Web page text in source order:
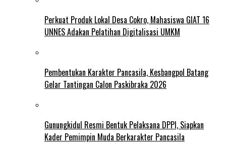
Perkuat Produk Lokal Desa Cokro, Mahasiswa GIAT 16
UNNES Adakan Pelatihan Digitalisasi UMKM
Pembentukan Karakter Pancasila, Kesbangpol Batang
Gelar Tantingan Calon Paskibraka 2026
Gunungkidul Resmi Bentuk Pelaksana DPPI, Siapkan
Kader Pemimpin Muda Berkarakter Pancasila